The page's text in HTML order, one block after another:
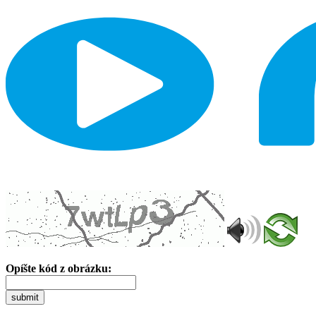
Opíšte kód z obrázku:
submit